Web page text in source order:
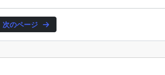
次のページ